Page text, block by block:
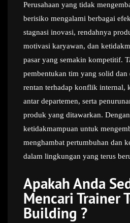
Perusahaan yang tidak
berisiko mengalami berbagai
stagnasi inovasi, rendahnya
motivasi karyawan, dan
pasar yang semakin kompetitif.
pembentukan tim yang solid dan
rentan terhadap konflik internal,
antar departemen, serta
produk yang ditawarkan.
ketidakmampuan untuk
menghambat pertumbuhan dan
dalam lingkungan yang terus
Apakah Anda
Mencari Trainer
Building ?